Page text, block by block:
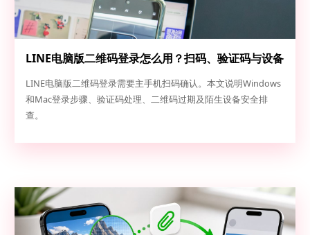
LINE电脑版二维码登录怎么用？扫码、验证码与设备
LINE电脑版二维码登录需要主手机扫码确认。本文说明Windows
和Mac登录步骤、验证码处理、二维码过期及陌生设备安全排
查。